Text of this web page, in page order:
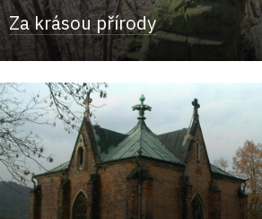
Za krásou přírody